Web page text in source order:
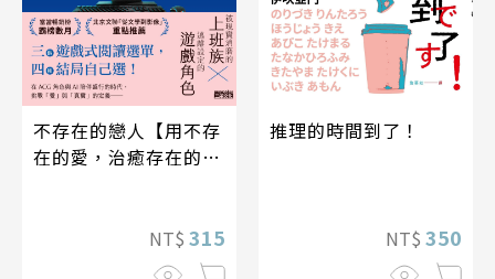
不存在的戀人【用不存
在的愛，治癒存在的孤
NT$ 315
推理的時間到了！
NT$ 350